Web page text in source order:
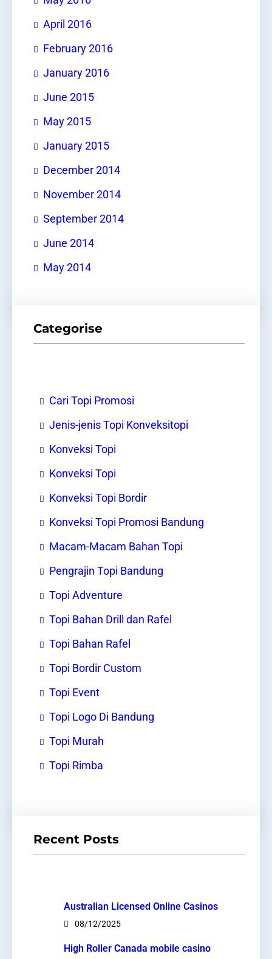
April 2016
February 2016
January 2016
June 2015
May 2015
January 2015
December 2014
November 2014
September 2014
June 2014
May 2014
Categorise
Cari Topi Promosi
Jenis-jenis Topi Konveksitopi
Konveksi Topi
Konveksi Topi
Konveksi Topi Bordir
Konveksi Topi Promosi Bandung
Macam-Macam Bahan Topi
Pengrajin Topi Bandung
Topi Adventure
Topi Bahan Drill dan Rafel
Topi Bahan Rafel
Topi Bordir Custom
Topi Event
Topi Logo Di Bandung
Topi Murah
Topi Rimba
Recent Posts
Australian Licensed Online Casinos
08/12/2025
High Roller Canada mobile casino